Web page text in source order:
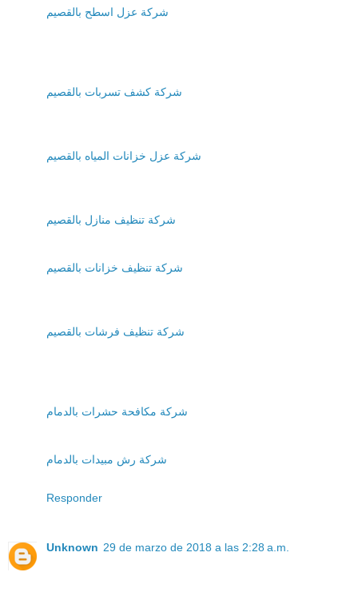
شركة عزل اسطح بالقصيم
شركة كشف تسربات بالقصيم
شركة عزل خزانات المياه بالقصيم
شركة تنظيف منازل بالقصيم
شركة تنظيف خزانات بالقصيم
شركة تنظيف فرشات بالقصيم
شركة مكافحة حشرات بالدمام
شركة رش مبيدات بالدمام
Responder
Unknown 29 de marzo de 2018 a las 2:28 a.m.